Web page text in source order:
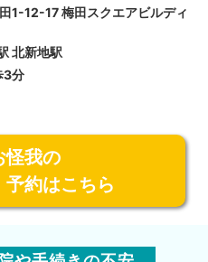
1-12-17 梅田スクエアビルディ
北新地駅
3分
怪我の
約はこちら